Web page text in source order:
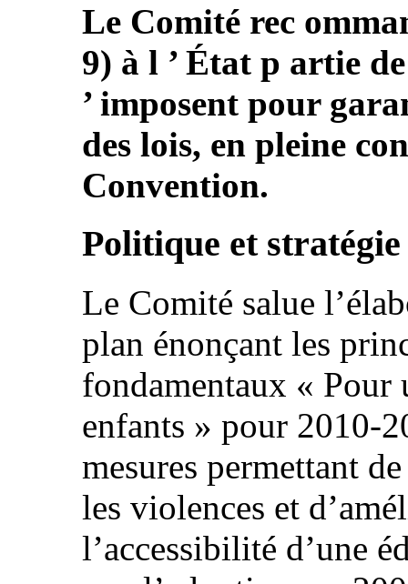
Le Comité rec
9) à l ’ État p artie
’ imposent pour
des lois, en pleine
Convention.
Politique et stratégie
Le Comité salue
plan énonçant les
fondamentaux « Pour
enfants » pour 2010-
mesures permettant
les violences et
l’accessibilité d’une